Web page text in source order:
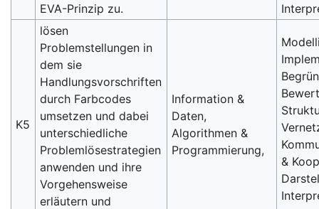
EVA-Prinzip zu.
K5
lösen
Problemstellungen in
dem sie
Handlungsvorschriften
durch Farbcodes
umsetzen und dabei
unterschiedliche
Problemlösestrategien
anwenden und ihre
Vorgehensweise
erläutern und
Information &
Daten,
Algorithmen &
Programmierung,
&